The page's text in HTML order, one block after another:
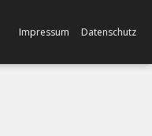
Impressum Datenschutz